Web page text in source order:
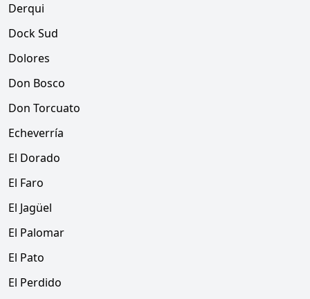
Derqui
Dock Sud
Dolores
Don Bosco
Don Torcuato
Echeverría
El Dorado
El Faro
El Jagüel
El Palomar
El Pato
El Perdido